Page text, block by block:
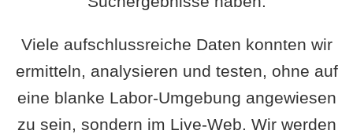
Viele aufschlussreiche Daten konnten wir
ermitteln, analysieren und testen, ohne auf
eine blanke Labor-Umgebung angewiesen
zu sein, sondern im Live-Web. Wir werden